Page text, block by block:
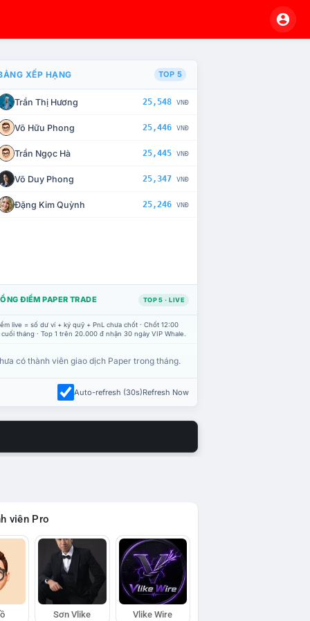
CHẾ TÀI XỬ LÝ VI PHẠM
XẾP HẠNG TOP 5
Trần Thị Hương 25,548 VNĐ
Võ Hữu Phong 25,446 VNĐ
Trần Ngọc Hà 25,445 VNĐ
Võ Duy Phong 25,347 VNĐ
Đặng Kim Quỳnh 25,246 VNĐ
ĐIỂM PAPER TRADE TOP 5 · LIVE
live = số dư ví + ký quỹ + PnL chưa chốt · Chốt 12:00
tháng · Top 1 trên 20.000 đ nhận 30 ngày VIP Whale.
có thành viên giao dịch Paper trong tháng.
Auto-refresh (30s)Refresh Now
viên Pro
Sơn Vlike Vlike Wire